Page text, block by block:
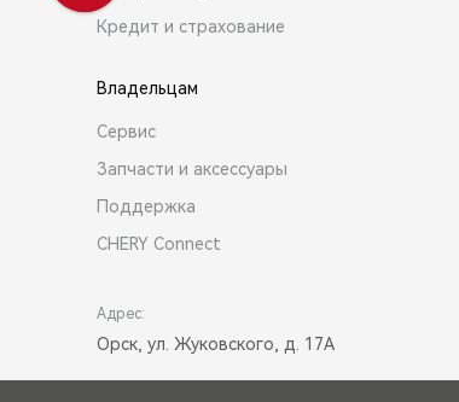
Кредит и страхование
Владельцам
Сервис
Запчасти и аксессуары
Поддержка
CHERY Connect
Адрес:
Орск, ул. Жуковского, д. 17А